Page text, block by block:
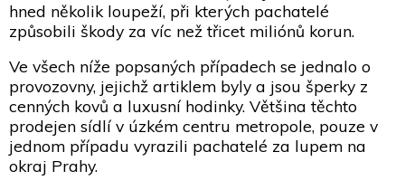
hned několik loupeží, při kterých pachatelé
způsobili škody za víc než třicet miliónů korun.
Ve všech níže popsaných případech se jednalo o
provozovny, jejichž artiklem byly a jsou šperky z
cenných kovů a luxusní hodinky. Většina těchto
prodejen sídlí v úzkém centru metropole, pouze v
jednom případu vyrazili pachatelé za lupem na
okraj Prahy.